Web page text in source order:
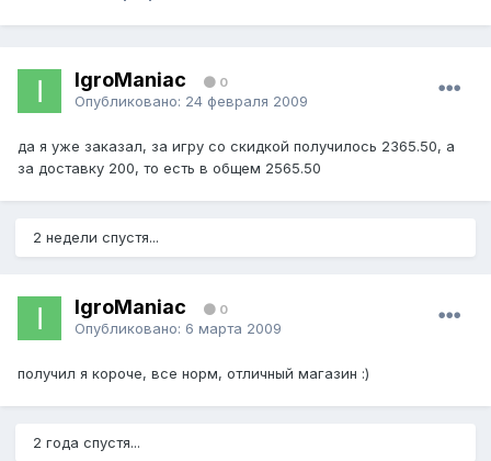
IgroManiac 0
Опубликовано: 24 февраля 2009
да я уже заказал, за игру со скидкой получилось 2365.50, а
за доставку 200, то есть в общем 2565.50
2 недели спустя...
IgroManiac 0
Опубликовано: 6 марта 2009
получил я короче, все норм, отличный магазин :)
2 года спустя...